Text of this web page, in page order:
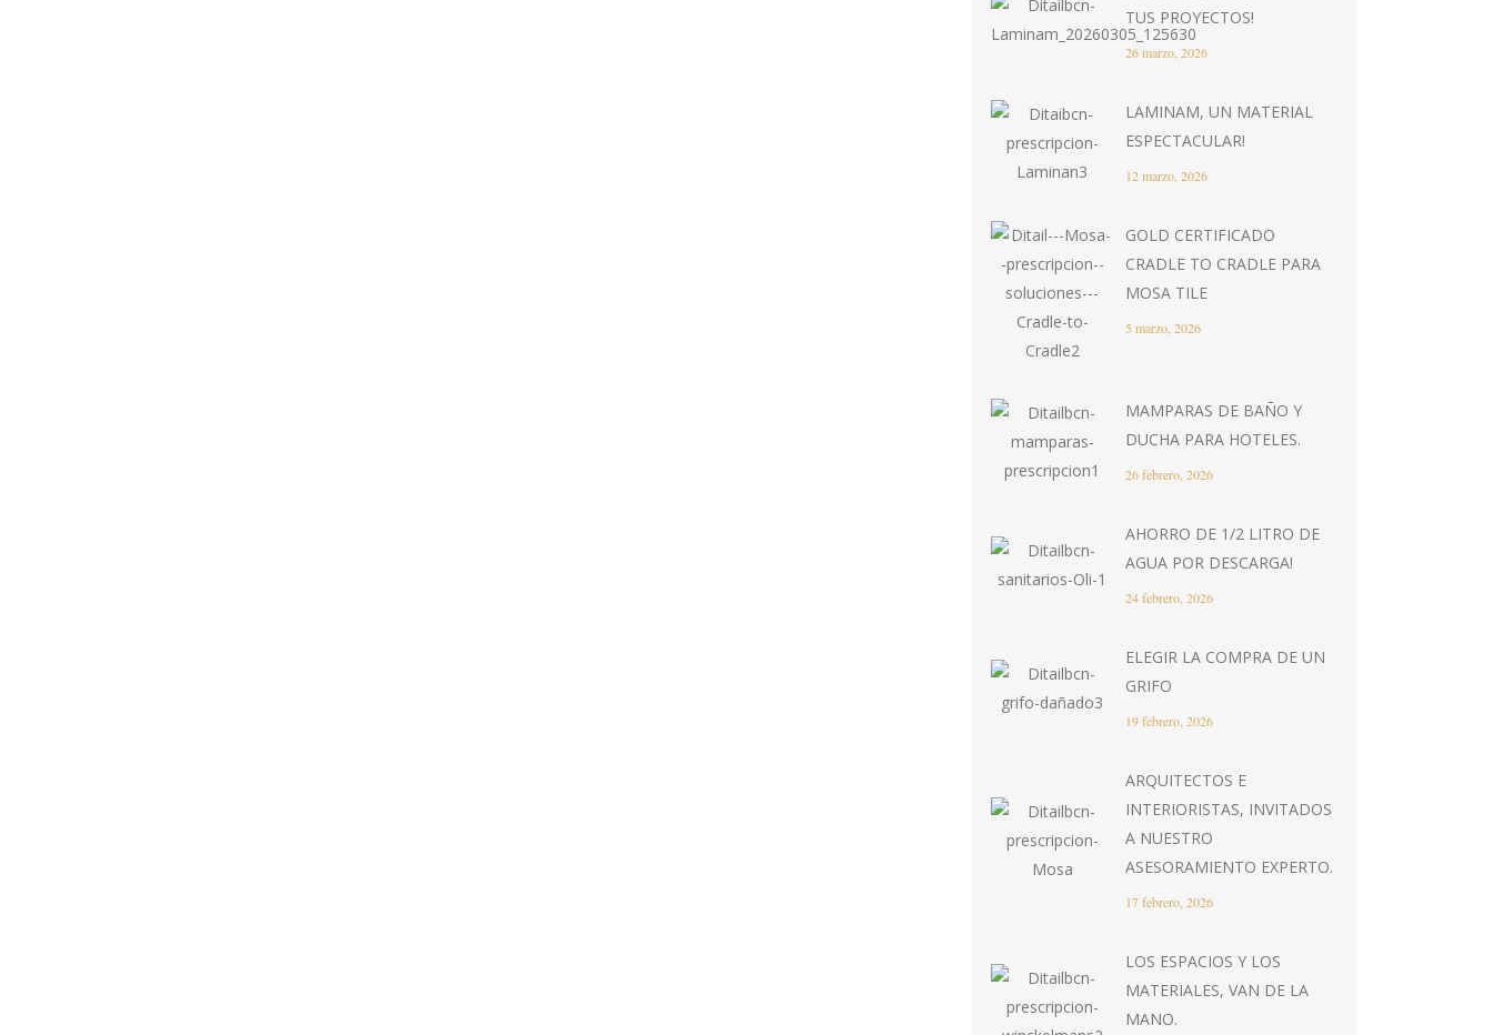
TUS PROYECTOS!
26 marzo, 2026
LAMINAM, UN MATERIAL
ESPECTACULAR!
12 marzo, 2026
GOLD CERTIFICADO
CRADLE TO CRADLE PARA
MOSA TILE
5 marzo, 2026
MAMPARAS DE BAÑO Y
DUCHA PARA HOTELES.
26 febrero, 2026
AHORRO DE 1/2 LITRO DE
AGUA POR DESCARGA!
24 febrero, 2026
ELEGIR LA COMPRA DE UN
GRIFO
19 febrero, 2026
ARQUITECTOS E
INTERIORISTAS, INVITADOS
A NUESTRO
ASESORAMIENTO EXPERTO.
17 febrero, 2026
LOS ESPACIOS Y LOS
MATERIALES, VAN DE LA
MANO.